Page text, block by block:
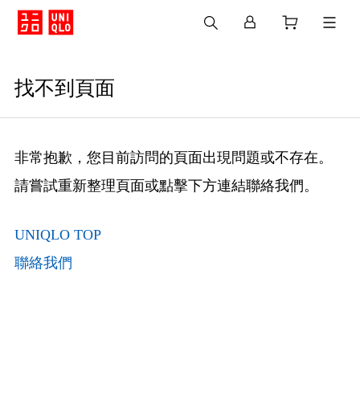
找不到頁面
非常抱歉，您目前訪問的頁面出現問題或不存在。
請嘗試重新整理頁面或點擊下方連結聯絡我們。
UNIQLO TOP
聯絡我們